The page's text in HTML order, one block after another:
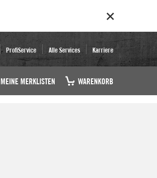
ProfiService Alle Services Karriere
MEINE MERKLISTEN WARENKORB